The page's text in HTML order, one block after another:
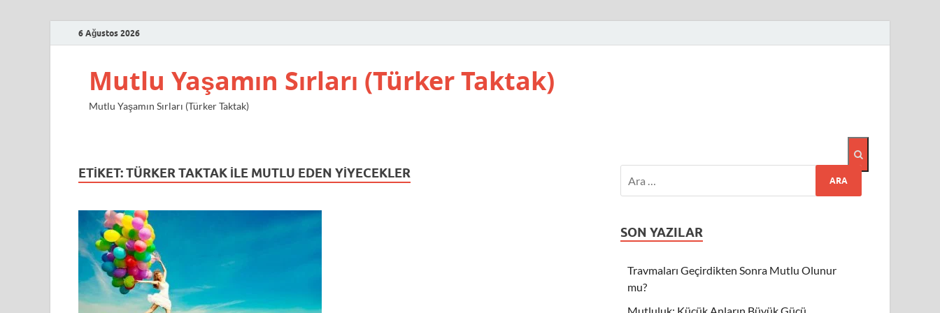
6 Ağustos 2026
Mutlu Yaşamın Sırları (Türker Taktak)
Mutlu Yaşamın Sırları (Türker Taktak)
ETIKET:TÜRKER TAKTAK ILE MUTLU EDEN YIYECEKLER
SON YAZILAR
Travmaları Geçirdikten Sonra Mutlu Olunur
mu?